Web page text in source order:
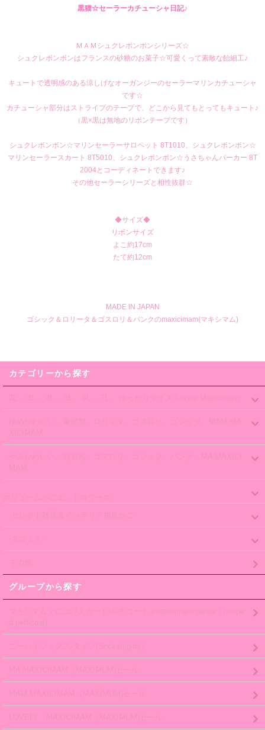
黒猫☆セーラーカチューシャ日記♪
ＭＡＭシュクレボンボンシリーズ☆
シュクレボンボンはフランスの砂糖のお菓子☆可愛くって素敵な飴細工♪
キュートで透明感のある涼しげなオーガンジーのセーラーマリンカチューシャ
です☆
カチューシャ部分はストライプのテープで、どこから見てもとってもキュート♪
（黒×黒は無地のリボンテープです）
シュクレボンボン☆マリンセーラーサロペット 8T1010、
シュクレボンボン☆
マリンセーラースカート 8T5010、 シュクレボンボン☆うさちゃんパーカー 8T
2004とコーディネートできます♪
その他セーラーシリーズと相性抜群☆
◆サイズ◆
リボンサイズ
よこ約17cm
たて約12cm
MADE IN JAPAN
ゴシック＆ロリータ＆ゴスロリ＆パンクのmaxicimam(マキシマム)
カテゴリーから探す
グループから探す